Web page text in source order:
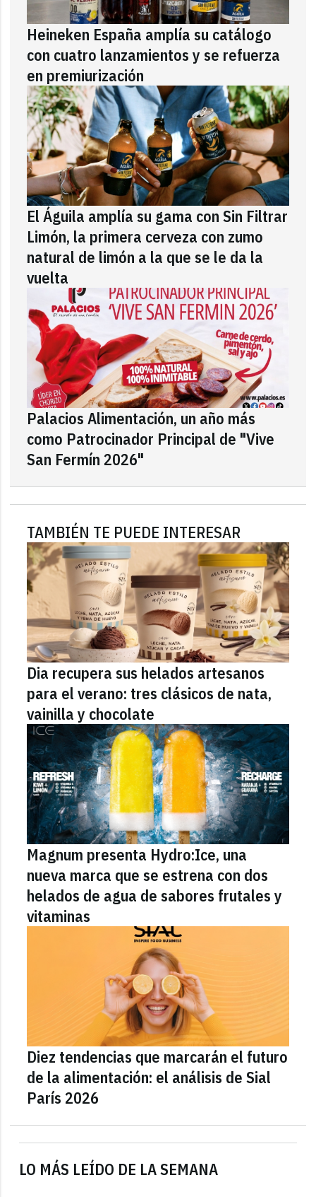
LO MÁS LEÍDO DE LA SEMANA
Heineken España amplía su catálogo
con cuatro lanzamientos y se refuerza
en premiurización
El Águila amplía su gama con Sin Filtrar
Limón, la primera cerveza con zumo
natural de limón a la que se le da la
vuelta
Palacios Alimentación, un año más
como Patrocinador Principal de "Vive
San Fermín 2026"
TAMBIÉN TE PUEDE INTERESAR
Dia recupera sus helados artesanos
para el verano: tres clásicos de nata,
vainilla y chocolate
Magnum presenta Hydro:Ice, una
nueva marca que se estrena con dos
helados de agua de sabores frutales y
vitaminas
Diez tendencias que marcarán el futuro
de la alimentación: el análisis de Sial
París 2026